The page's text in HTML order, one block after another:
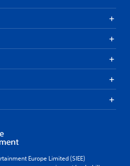
Europe Limited (SIEE)